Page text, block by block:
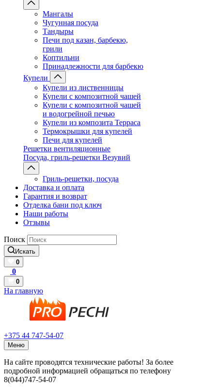
Мангалы
Чугунная посуда
Тандыры
Печи под казан, барбекю,
грили
Коптильни
Принадлежности для барбекю
Купели
Купели из лиственницы
Купели с композитной чашей
Купели с композитной чашей
и водогрейной печью
Купели из композита Терраса
Термокрышки для купелей
Печи для купелей
Решетки вентиляционные
Посуда, гриль-решетки Везувий
Гриль-решетки, посуда
Доставка и оплата
Гарантия и возврат
Отделка бани под ключ
Наши работы
Отзывы
Поиск
Искать
0
0
0
На главную
+375 44 747-54-07
Меню
На сайте проводятся технические работы! За более
подробной информацией обращаться по телефону
8(044)747-54-07